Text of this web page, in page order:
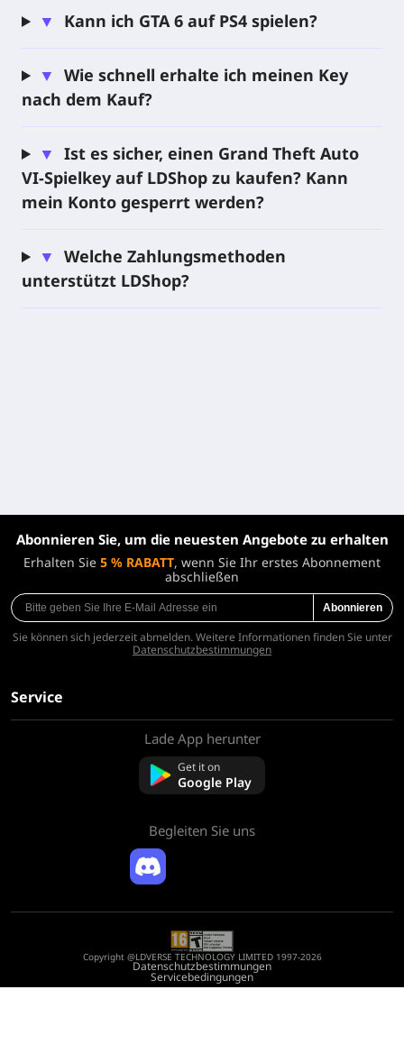
Verfolgungsjagden, riskanter Entscheidungen und
Open World Action-Adventure
Spieldetails
Produkttyp
Digitale PS5-Version
Veröffentlichungsdatum
▼ Kann ich GTA 6 auf PS4 spielen?
▼ Wie schnell erhalte ich meinen Key
nach dem Kauf?
▼ Ist es sicher, einen Grand Theft Auto
VI-Spielkey auf LDShop zu kaufen? Kann
mein Konto gesperrt werden?
▼ Welche Zahlungsmethoden
unterstützt LDShop?
Abonnieren Sie, um die neuesten Angebote zu erhalten
Erhalten Sie 5 % RABATT, wenn Sie Ihr erstes Abonnement
abschließen
Abonnieren
Sie können sich jederzeit abmelden. Weitere Informationen finden Sie unter
Datenschutzbestimmungen
Service
Rückerstattungsrichtlinie
Lade App herunter
Get it on
Google Play
Begleiten Sie uns
Copyright @LDVERSE TECHNOLOGY LIMITED 1997-2026
Datenschutzbestimmungen
Servicebedingungen
Registration Number: 75522164